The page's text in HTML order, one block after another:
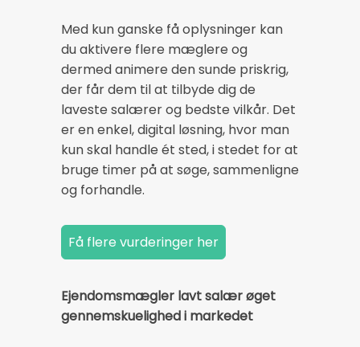
Med kun ganske få oplysninger kan
du aktivere flere mæglere og
dermed animere den sunde priskrig,
der får dem til at tilbyde dig de
laveste salærer og bedste vilkår. Det
er en enkel, digital løsning, hvor man
kun skal handle ét sted, i stedet for at
bruge timer på at søge, sammenligne
og forhandle.
Ejendomsmægler lavt salær øget
gennemskuelighed i markedet